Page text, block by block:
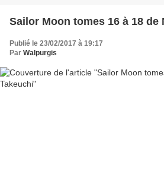
Sailor Moon tomes 16 à 18 de
Publié le 23/02/2017 à 19:17
Par Walpurgis